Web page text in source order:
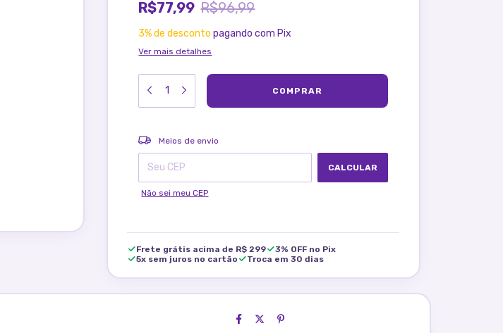
R$77,99 R$96,99
3% de desconto pagando com Pix
Ver mais detalhes
Entregas para o CEP:
Meios de envio
CALCULAR
Não sei meu CEP
Frete grátis acima de R$ 299
3% OFF no Pix
5x sem juros no cartão
Troca em 30 dias